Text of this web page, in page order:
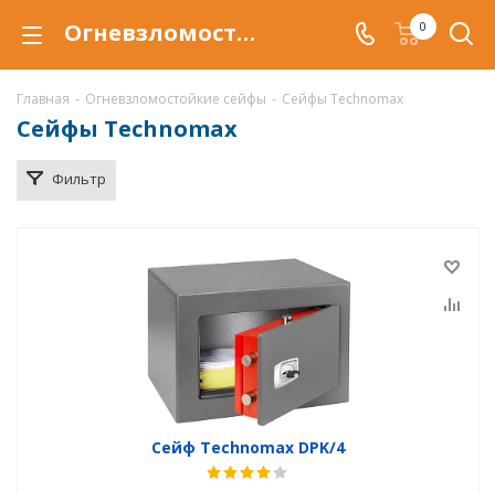
Огневзломостойкий сейф Technomax купить в Кунгуре, сейфы Technomax с защитой от взлома и от огня по низкой цене c доставкой 0
Главная - Огневзломостойкие сейфы - Сейфы Technomax
Сейфы Technomax
Фильтр
Сейф Technomax DPK/4